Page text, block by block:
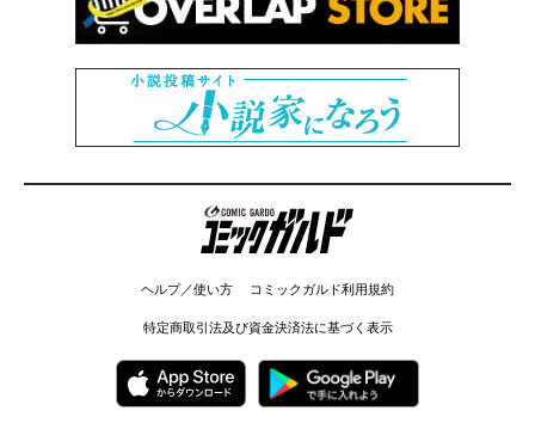
コミックガルド
ヘルプ／使い方 コミックガルド利用規約
特定商取引法及び資金決済法に基づく表示